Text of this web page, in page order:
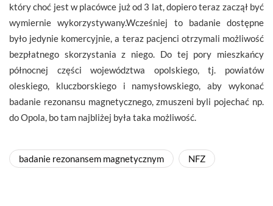
który choć jest w placówce już od 3 lat, dopiero teraz zaczął być
wymiernie wykorzystywany.Wcześniej to badanie dostępne
było jedynie komercyjnie, a teraz pacjenci otrzymali możliwość
bezpłatnego skorzystania z niego. Do tej pory mieszkańcy
północnej części województwa opolskiego, tj. powiatów
oleskiego, kluczborskiego i namysłowskiego, aby wykonać
badanie rezonansu magnetycznego, zmuszeni byli pojechać np.
do Opola, bo tam najbliżej była taka możliwość.
badanie rezonansem magnetycznym NFZ